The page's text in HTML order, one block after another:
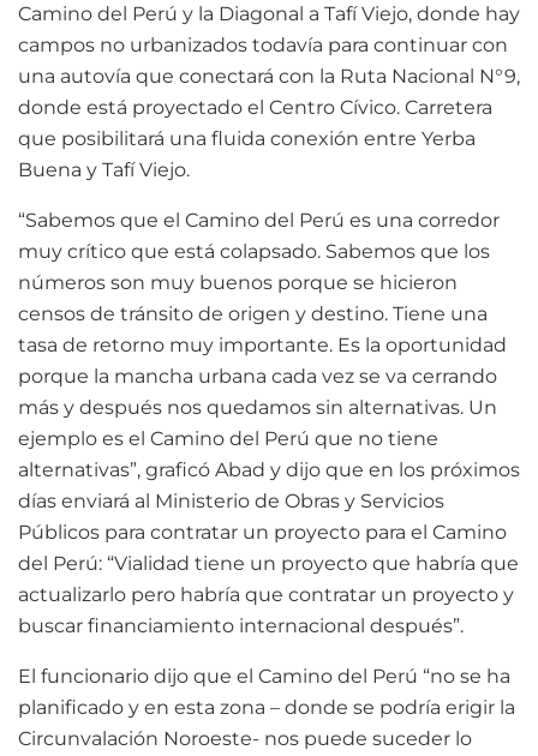
Camino del Perú y la Diagonal a Tafí Viejo, donde hay
campos no urbanizados todavía para continuar con
una autovía que conectará con la Ruta Nacional N°9,
donde está proyectado el Centro Cívico. Carretera
que posibilitará una fluida conexión entre Yerba
Buena y Tafí Viejo.
“Sabemos que el Camino del Perú es una corredor
muy crítico que está colapsado. Sabemos que los
números son muy buenos porque se hicieron
censos de tránsito de origen y destino. Tiene una
tasa de retorno muy importante. Es la oportunidad
porque la mancha urbana cada vez se va cerrando
más y después nos quedamos sin alternativas. Un
ejemplo es el Camino del Perú que no tiene
alternativas”, graficó Abad y dijo que en los próximos
días enviará al Ministerio de Obras y Servicios
Públicos para contratar un proyecto para el Camino
del Perú: “Vialidad tiene un proyecto que habría que
actualizarlo pero habría que contratar un proyecto y
buscar financiamiento internacional después”.
El funcionario dijo que el Camino del Perú “no se ha
planificado y en esta zona – donde se podría erigir la
Circunvalación Noroeste- nos puede suceder lo